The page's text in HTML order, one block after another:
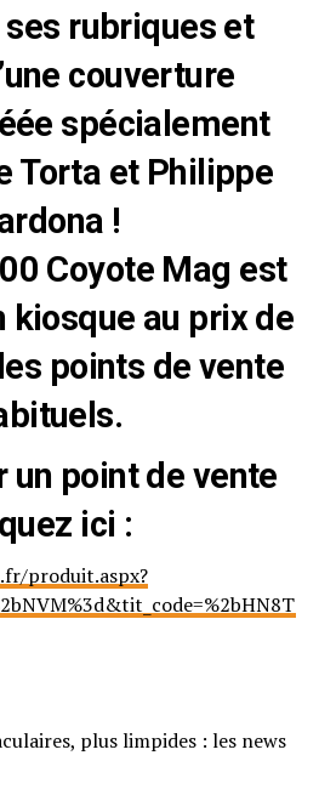
rubriques et
couverture
spécialement
Torta et Philippe
!
Coyote Mag est
kiosque au prix de
points de vente
un point de vente
ici :
produit.aspx?
plus limpides : les news